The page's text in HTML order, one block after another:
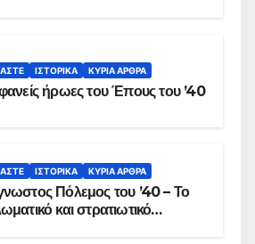
ΙΣΤΟΡΙΚΆ ΚΥΡΙΑ ΑΡΘΡΑ
ήρωες του Έπους του ’40
ΙΣΤΟΡΙΚΆ ΚΥΡΙΑ ΑΡΘΡΑ
Πόλεμος του ’40 – Το
και στρατιωτικό